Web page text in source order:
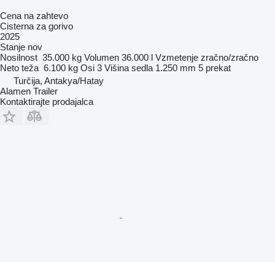
Cena na zahtevo
Cisterna za gorivo
2025
Stanje nov
Nosilnost 35.000 kg Volumen 36.000 l Vzmetenje zračno/zračno
Neto teža 6.100 kg Osi 3 Višina sedla 1.250 mm 5 prekat
Turčija, Antakya/Hatay
Alamen Trailer
Kontaktirajte prodajalca